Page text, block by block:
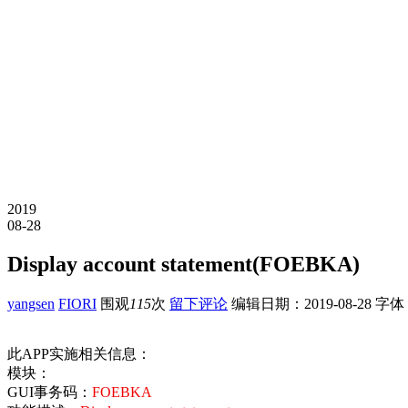
2019
08-28
Display account statement(FOEBKA)
yangsen FIORI 围观115次 留下评论 编辑日期： 2019-08-28 字体
此APP实施相关信息：
模块：
GUI事务码： FOEBKA